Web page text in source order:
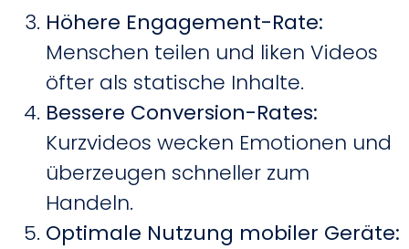
Höhere Engagement-Rate:
Menschen teilen und liken Videos
öfter als statische Inhalte.
Bessere Conversion-Rates:
Kurzvideos wecken Emotionen und
überzeugen schneller zum
Handeln.
Optimale Nutzung mobiler Geräte: